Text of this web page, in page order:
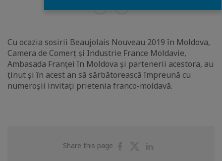
1 /234
Cu ocazia sosirii Beaujolais Nouveau 2019 în Moldova,
Camera de Comerț și Industrie France Moldavie,
Ambasada Franței în Moldova și partenerii acestora, au
ținut și în acest an să sărbătorească împreună cu
numeroșii invitați prietenia franco-moldavă.
Share this page
ShareShare